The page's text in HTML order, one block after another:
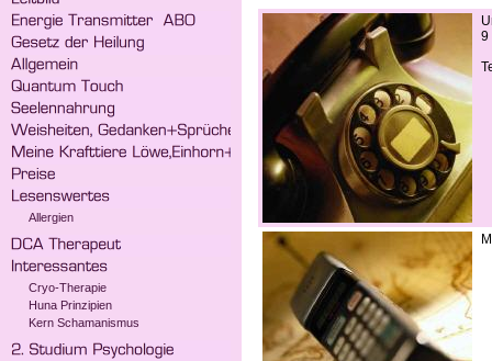
Allergien
Cryo-Therapie
Huna Prinzipien
Kern Schamanismus
9